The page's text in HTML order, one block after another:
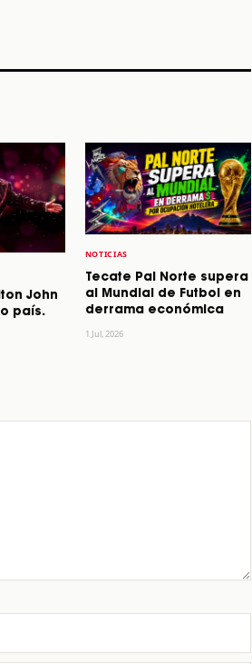
John
país.
NOTICIAS
Tecate Pal Norte supera
al Mundial de Futbol en
derrama económica
1 Jul, 2026